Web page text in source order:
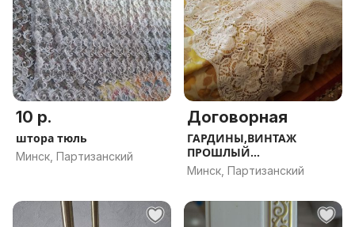
10 р.
штора тюль
Минск, Партизанский
Договорная
ГАРДИНЫ,ВИНТАЖ
ПРОШЛЫЙ
ВЕК,ЗАНАВЕСКИ
Минск, Партизанский